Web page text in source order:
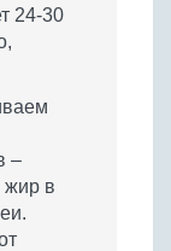
24-30
–
жир в